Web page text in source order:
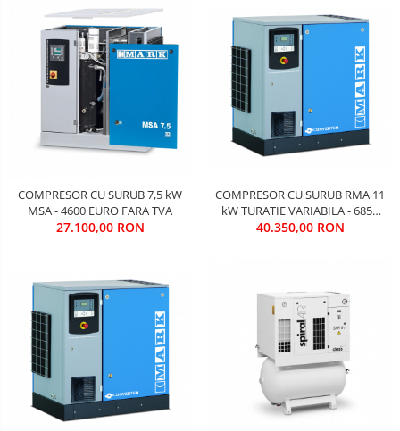
COMPRESOR CU SURUB 7,5 kW
MSA - 4600 EURO FARA TVA
27.100,00 RON
COMPRESOR CU SURUB RMA 11
kW TURATIE VARIABILA - 6850
EURO FARA TVA
40.350,00 RON